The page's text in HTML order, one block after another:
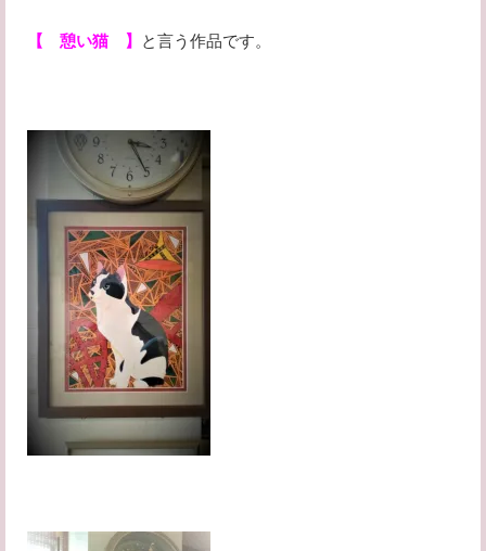
【 憩い猫 】 と言う作品です。